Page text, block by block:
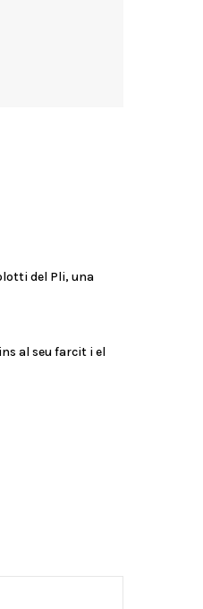
del Pli, una
al seu farcit i el